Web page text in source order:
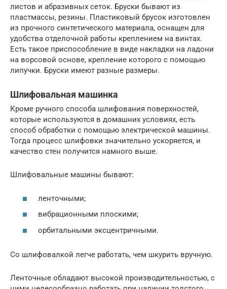
листов и абразивных сеток. Бруски бывают из
пластмассы, резины. Пластиковый брусок изготовлен
из прочного синтетического материала, оснащен для
удобства отделочной работы креплением на винтах.
Есть такое приспособление в виде накладки на ладони
на ворсовой основе, крепление которого с помощью
липучки. Бруски имеют разные размеры.
Шлифовальная машинка
Кроме ручного способа шлифования поверхностей,
которые используются в домашних условиях, есть
способ обработки с помощью электрической машины.
Тогда процесс шлифовки значительно ускоряется, и
качество стен получится намного выше.
Шлифовальные машины бывают:
ленточными;
вибрационными плоскими;
орбитальными эксцентричными.
Со шлифовалкой легче работать, чем шкурить вручную.
Ленточные обладают высокой производительностью, с